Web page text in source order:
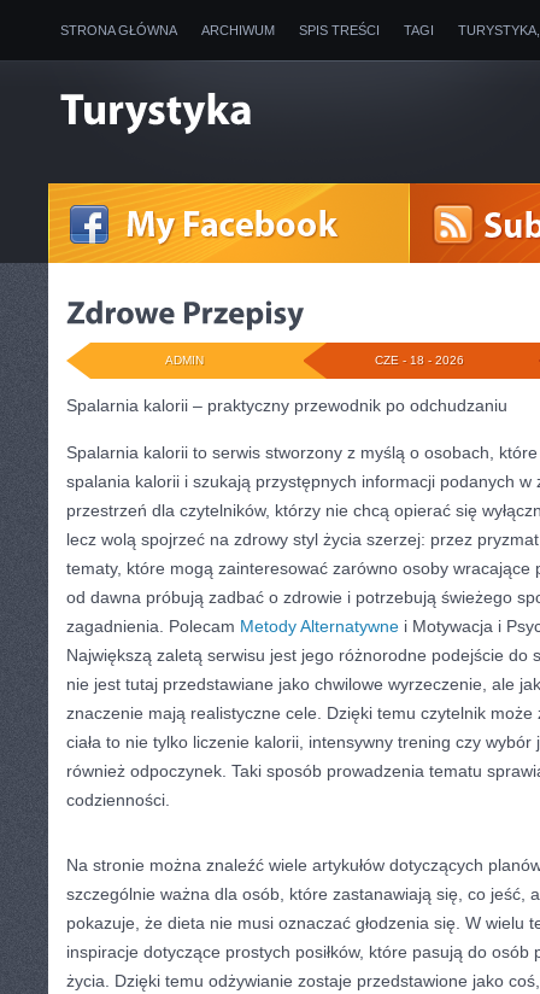
STRONA GŁÓWNA ARCHIWUM SPIS TREŚCI TAGI
CZE - 18 - 2026
ADMIN
Spalarnia kalorii – praktyczny przewodnik po odchudzaniu
Spalarnia kalorii to serwis stworzony z myślą o osobach,
spalania kalorii i szukają przystępnych informacji podanych w
przestrzeń dla czytelników, którzy nie chcą opierać się
lecz wolą spojrzeć na zdrowy styl życia szerzej: przez
tematy, które mogą zainteresować zarówno osoby wracające
od dawna próbują zadbać o zdrowie i potrzebują świeżego
zagadnienia. Polecam Metody Alternatywne i Motywacja i
Największą zaletą serwisu jest jego różnorodne podejście do
nie jest tutaj przedstawiane jako chwilowe wyrzeczenie, ale
znaczenie mają realistyczne cele. Dzięki temu czytelnik
ciała to nie tylko liczenie kalorii, intensywny trening czy wybór
również odpoczynek. Taki sposób prowadzenia tematu
codzienności.
Na stronie można znaleźć wiele artykułów dotyczących
szczególnie ważna dla osób, które zastanawiają się, co jeść,
pokazuje, że dieta nie musi oznaczać głodzenia się. W wielu
inspiracje dotyczące prostych posiłków, które pasują do osób
życia. Dzięki temu odżywianie zostaje przedstawione jako